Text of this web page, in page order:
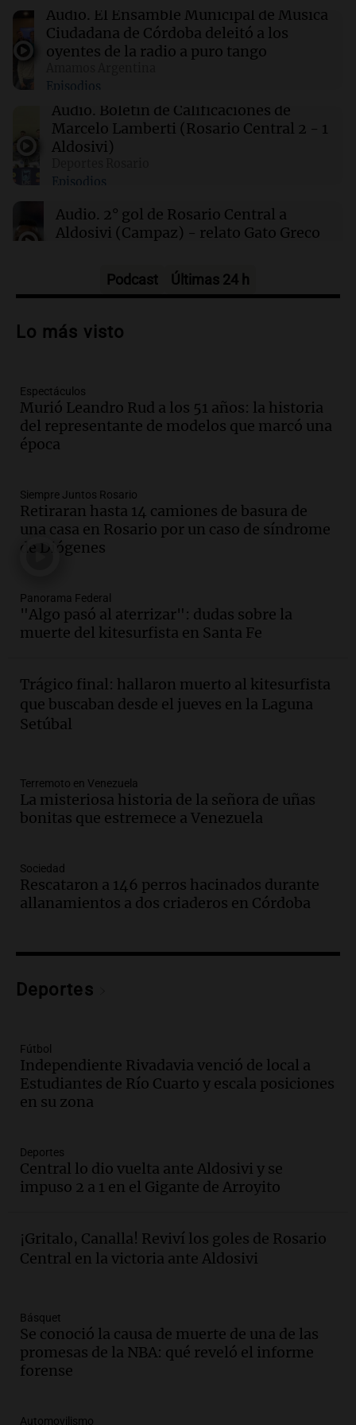
de Córdoba deleitó a los oyentes de la radio a
puro tango
Boletín de Calificaciones de la victoria de
Rosario Central ante Aldosivi
PorMarcelo Lamberti
Nicolás Tagliafico anticipa su retiro del
Audio. El Ensamble Municipal de Música
Ciudadana de Córdoba deleitó a los
oyentes de la radio a puro tango
Episodios
Audio. Boletín de Calificaciones de
Marcelo Lamberti (Rosario Central 2 - 1
Aldosivi)
Episodios
Audio. 2° gol de Rosario Central a
Aldosivi (Campaz) - relato Gato Greco
Audio.Nuevo desarrollo urbano y casa
en Villa María
Audio.
la Bulaya abrirá sus puertas mañana con
diversas actividades y sorpresas
Panorama Federal
edificios y proyecta una casa del
estudiante con 48 municipios
involucrados
Panorama Federal
Aldosivi (Zalazar en contra) - relato
Gato Greco
Deportes Rosario
Audio.Recomendaciones de vino
bonarda para disfrutar el fin de semana
en Mendoza
Audio.Mañana inicia la gran exposición
en la Sociedad Rural de Bulaya con
actividades para toda la familia
Audio.
edificios y una casa del estudiante para
jóvenes de la región
exposición en la sociedad rural de
Audio.Denuncias por represión en el
Congreso y evacuación por derrame de
oxígeno en Montecastro
Audio.
Río Gallegos reporta frío extremo
y llega avión para escuelas de la décima
brigada aérea
Episodios
Audio. La justicia reconoce al COVID
Episodios
Audio.Aumento de tarifas de luz en San
Luis a partir de agosto por nueva
Podcast Últimas 24 h
Lo más visto
Espectáculos
Murió Leandro Rud a los 51 años: la historia
del representante de modelos que marcó una
época
Siempre Juntos Rosario
Retiraran hasta 14 camiones de basura de
una casa en Rosario por un caso de síndrome
de Diógenes
Panorama Federal
"Algo pasó al aterrizar": dudas sobre la
muerte del kitesurfista en Santa Fe
Trágico final: hallaron muerto al kitesurfista
que buscaban desde el jueves en la Laguna
Setúbal
Terremoto en Venezuela
La misteriosa historia de la señora de uñas
bonitas que estremece a Venezuela
Sociedad
Rescataron a 146 perros hacinados durante
allanamientos a dos criaderos en Córdoba
Deportes
Fútbol
Independiente Rivadavia venció de local a
Estudiantes de Río Cuarto y escala posiciones
en su zona
Deportes
Central lo dio vuelta ante Aldosivi y se
impuso 2 a 1 en el Gigante de Arroyito
¡Gritalo, Canalla! Reviví los goles de Rosario
Central en la victoria ante Aldosivi
Básquet
Se conoció la causa de muerte de una de las
promesas de la NBA: qué reveló el informe
forense
Automovilismo